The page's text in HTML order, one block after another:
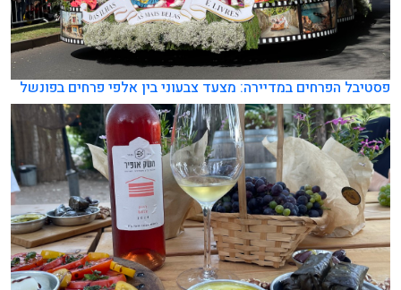
פסטיבל הפרחים במדיירה: מצעד צבעוני בין אלפי פרחים בפונשל